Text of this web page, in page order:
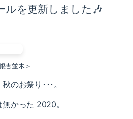
2024-10（1）
2024-01（1）
ルを更新しました🎶
杏並木＞
のお祭り･･･。
かった 2020。